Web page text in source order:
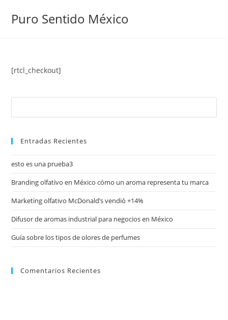
Puro Sentido México
[rtcl_checkout]
Entradas Recientes
esto es una prueba3
Branding olfativo en México cómo un aroma representa tu marca
Marketing olfativo McDonald’s vendió +14%
Difusor de aromas industrial para negocios en México
Guía sobre los tipos de olores de perfumes
Comentarios Recientes